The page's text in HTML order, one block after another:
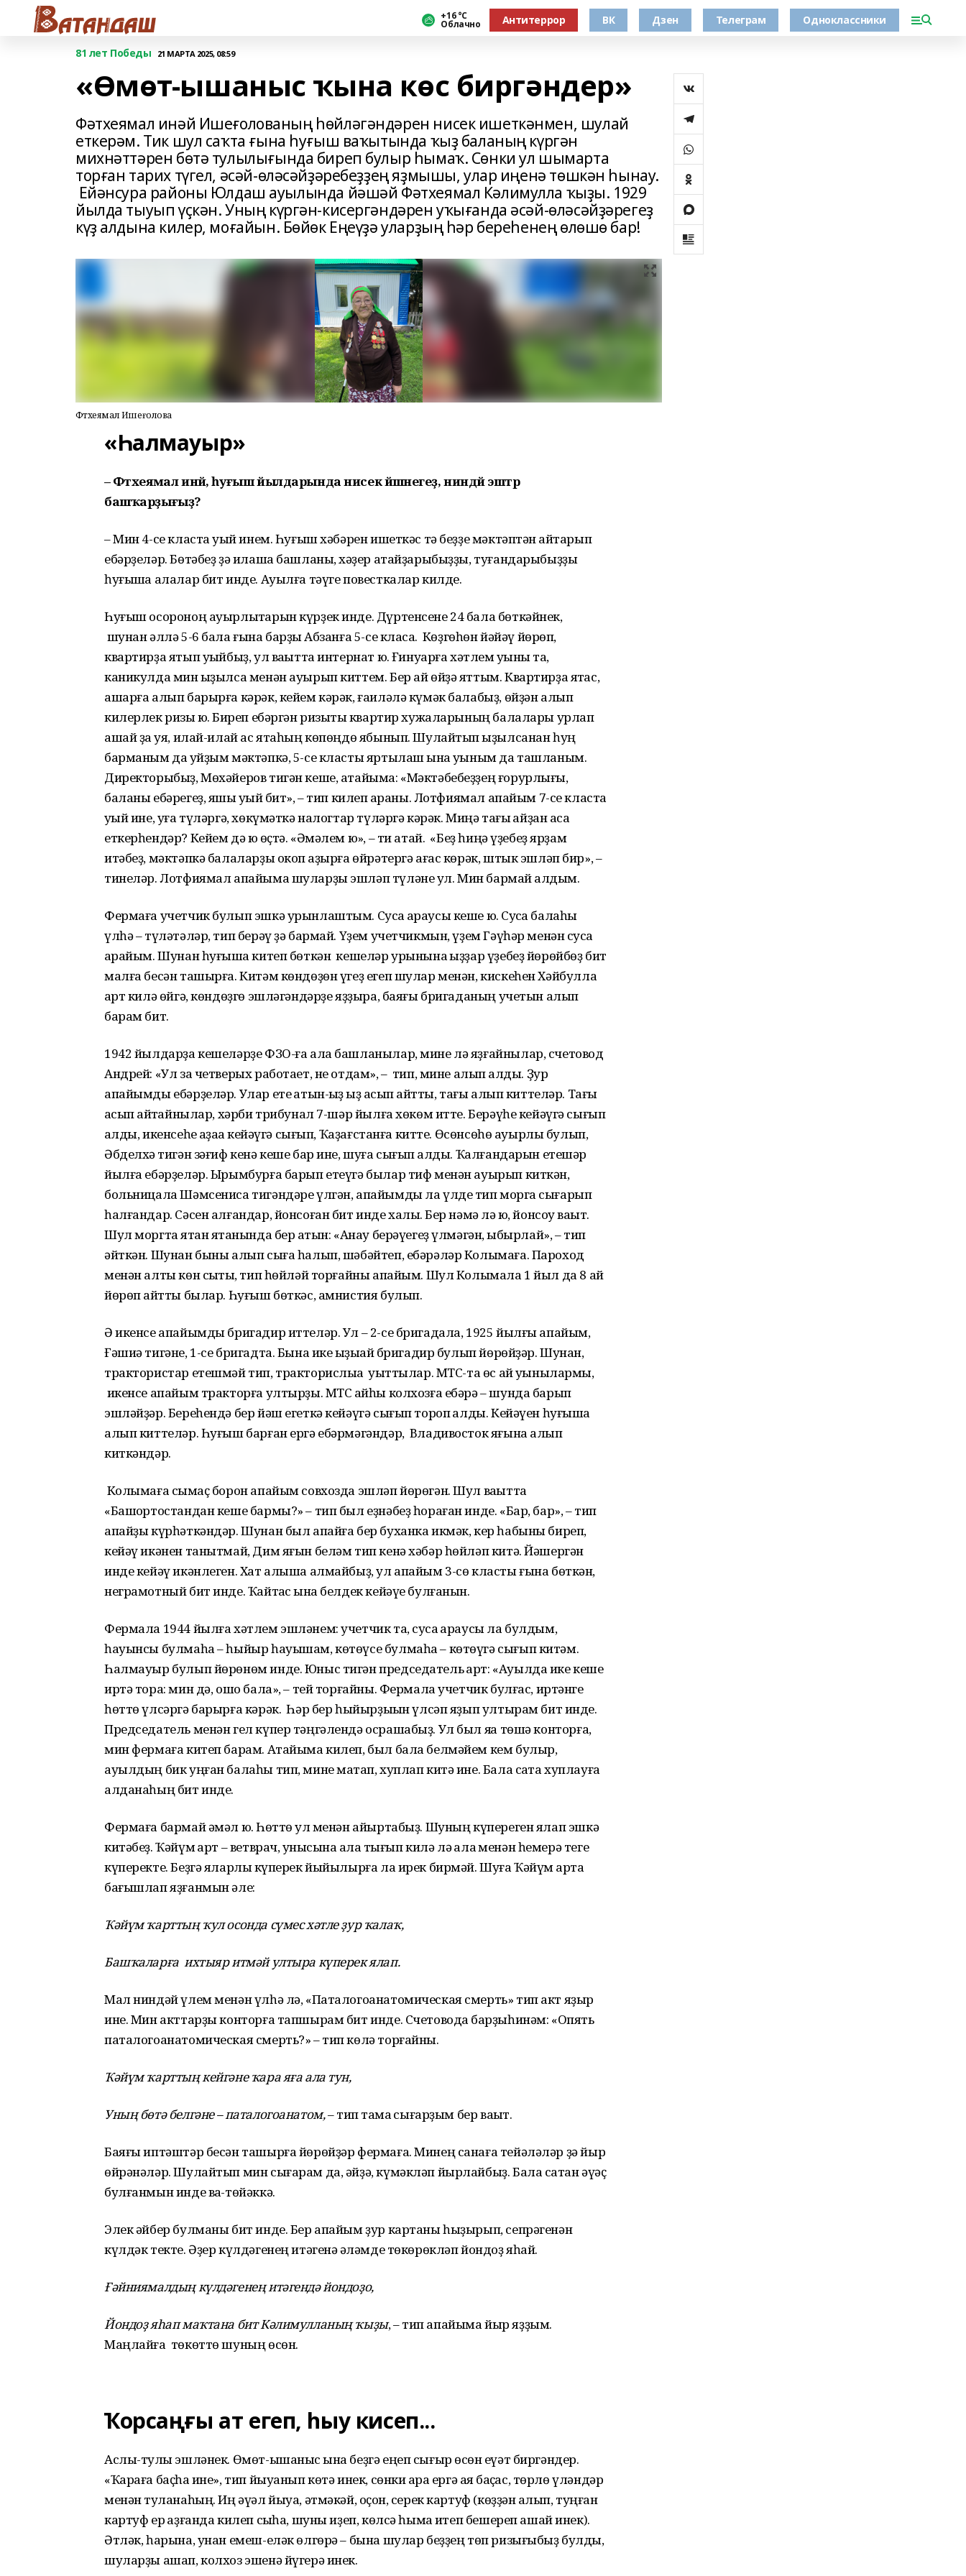
+16 °С
Облачно Антитеррор ВК Дзен Телеграм Одноклассники
81 лет Победы 21 МАРТА 2025, 08:59
«Өмөт-ышаныс ҡына көс биргәндер»
Фәтхеямал инәй Ишеғолованың һөйләгәндәрен нисек ишеткәнмен, шулай
еткерәм. Тик шул саҡта ғына һуғыш ваҡытында ҡыҙ баланың күргән
михнәттәрен бөтә тулылығында биреп булыр һымаҡ. Сөнки ул шымарта
торған тарих түгел, әсәй-өләсәйҙәребеҙҙең яҙмышы, улар иңенә төшкән һынау.
Ейәнсура районы Юлдаш ауылында йәшәй Фәтхеямал Кәлимулла ҡыҙы. 1929
йылда тыуып үҫкән. Уның күргән-кисергәндәрен уҡығанда әсәй-өләсәйҙәрегеҙ
күҙ алдына килер, моғайын. Бөйөк Еңеүҙә уларҙың һәр береһенең өлөшө бар!
Фәтхеямал Ишеғолова
«Һалмауыр»
– Фәтхеямал инәй, һуғыш йылдарында нисек йәшәнегеҙ, ниндәй эштәр
башҡарҙығыҙ?
– Мин 4-се класта уҡый инем. Һуғыш хәбәрен ишеткәс тә беҙҙе мәктәптән ҡайтарып
ебәрҙеләр. Бөтәбеҙ ҙә илаша башланыҡ, хәҙер атайҙарыбыҙҙы, туғандарыбыҙҙы
һуғышҡа алалар бит инде. Ауылға тәүге повесткалар килде.
Һуғыш осороноң ауырлыҡтарын күрҙек инде. Дүртенсене 24 бала бөткәйнек,
шунан әллә 5-6 бала ғына барҙыҡ Абзанға 5-се класҡа. Көҙгөһөн йәйәү йөрөп,
квартирҙа ятып уҡыйбыҙ, ул ваҡытта интернат юҡ. Ғинуарға хәтлем уҡыныҡ та,
каникулда мин ҡыҙылса менән ауырып киттем. Бер ай өйҙә яттым. Квартирҙа ятҡас,
ашарға алып барырға кәрәк, кейем кәрәк, ғаиләлә күмәк балабыҙ, өйҙән алып
килерлек ризыҡ юҡ. Биреп ебәргән ризыҡты квартир хужаларының балалары урлап
ашай ҙа ҡуя, илай-илай ас ятаһың көпөңдө ябынып. Шулайтып ҡыҙылсанан һуң
барманым да ҡуйҙым мәктәпкә, 5-се класты яртылаш ҡына уҡыным да ташланым.
Директорыбыҙ, Мөхәйеров тигән кеше, атайыма: «Мәктәбебеҙҙең ғорурлығы,
баланы ебәрегеҙ, яҡшы уҡый бит», – тип килеп ҡараны. Лотфиямал апайым 7-се класта
уҡый ине, уға түләргә, хөкүмәткә налогтар түләргә кәрәк. Миңә тағы ҡайҙан аҡса
еткерһендәр? Кейем дә юҡ өҫтә. «Әмәлем юҡ», – ти атай. «Беҙ һиңә үҙебеҙ ярҙам
итәбеҙ, мәктәпкә балаларҙы окоп ҡаҙырға өйрәтергә ағас көрәк, штык эшләп бир», –
тинеләр. Лотфиямал апайыма шуларҙы эшләп түләне ул. Мин бармай ҡалдым.
Фермаға учетчик булып эшкә урынлаштым. Сусҡа ҡараусы кеше юҡ. Сусҡа балаһы
үлһә – түләтәләр, тип берәү ҙә бармай. Үҙем учетчикмын, үҙем Гәүһәр менән сусҡа
ҡарайым. Шунан һуғышҡа китеп бөткән кешеләр урынына ҡыҙҙар үҙебеҙ йөрөйбөҙ бит
малға бесән ташырға. Китәм көндөҙөн үгеҙ егеп шулар менән, кискеһен Хәйбулла
ҡарт килә өйгә, көндөҙгө эшләгәндәрҙе яҙҙыра, баяғы бригаданың учетын алып
барам бит.
1942 йылдарҙа кешеләрҙе ФЗО-ға ала башланылар, мине лә яҙғайнылар, счетовод
Андрей: «Ул за четверых работает, не отдам», – тип, мине алып ҡалды. Ҙур
апайымды ебәрҙеләр. Улар ете ҡатын-ҡыҙ ҡыҙ ҡасып ҡайтты, тағы алып киттеләр. Тағы
ҡасып ҡайтҡайнылар, хәрби трибунал 7-шәр йылға хөкөм итте. Берәүһе кейәүгә сығып
ҡалды, икенсеһе ҡаҙаҡҡа кейәүгә сығып, Ҡаҙағстанға китте. Өсөнсөһө ауырлы булып,
Әбделхәҡ тигән зәғиф кенә кеше бар ине, шуға сығып ҡалды. Ҡалғандарын етешәр
йылға ебәрҙеләр. Ырымбурға барып етеүгә былар тиф менән ауырып киткән,
больницала Шәмсениса тигәндәре үлгән, апайымды ла үлде тип моргҡа сығарып
һалғандар. Сәсен алғандар, йонсоған бит инде халыҡ. Бер нәмә лә юҡ, йонсоу ваҡыт.
Шул моргта ятҡан ятҡанында бер ҡатын: «Анау берәүегеҙ үлмәгән, ҡыбырлай», – тип
әйткән. Шунан быны алып сыға һалып, шәбәйтеп, ебәрәләр Колымаға. Пароход
менән алты көн сыҡтыҡ, тип һөйләй торғайны апайым. Шул Колымала 1 йыл да 8 ай
йөрөп ҡайтты былар. Һуғыш бөткәс, амнистия булып.
Ә икенсе апайымды бригадир иттеләр. Ул – 2-се бригадала, 1925 йылғы апайым,
Ғәшиә тигәне, 1-се бригадта. Бына ике ҡыҙыҡай бригадир булып йөрөйҙәр. Шунан,
трактористар етешмәй тип, тракторислыҡҡа уҡыттылар. МТС-та өс ай уҡынылармы,
икенсе апайым тракторға ултырҙы. МТС ҡайһы колхозға ебәрә – шунда барып
эшләйҙәр. Береһендә бер йәш егеткә кейәүгә сығып тороп ҡалды. Кейәүен һуғышҡа
алып киттеләр. Һуғыш барған ергә ебәрмәгәндәр, Владивосток яғына алып
киткәндәр.
Колымаға сыҡмаҫ борон апайым совхозда эшләп йөрөгән. Шул ваҡытта
«Башҡортостандан кеше бармы?» – тип был еҙнәбеҙ һораған инде. «Бар, бар», – тип
апайҙы күрһәткәндәр. Шунан был апайға бер буханка икмәк, кер һабыны биреп,
кейәү икәнен танытмай, Дим яғын беләм тип кенә хәбәр һөйләп китә. Йәшергән
инде кейәү икәнлеген. Хат алыша алмайбыҙ, ул апайым 3-сө класты ғына бөткән,
неграмотный бит инде. Ҡайтҡас ҡына белдек кейәүе булғанын.
Фермала 1944 йылға хәтлем эшләнем: учетчик та, сусҡа ҡараусы ла булдым,
һауынсы булмаһа – һыйыр һауышам, көтөүсе булмаһа – көтөүгә сығып китәм.
Һалмауыр булып йөрөнөм инде. Юныс тигән председатель ҡарт: «Ауылда ике кеше
иртә тора: мин дә, ошо бала», – тей торғайны. Фермала учетчик булғас, иртәнге
һөттө үлсәргә барырға кәрәк. Һәр бер һыйырҙыҡын үлсәп яҙып ултырам бит инде.
Председатель менән гел күпер тәңгәлендә осрашабыҙ. Ул был яҡҡа төшә конторға,
мин фермаға китеп барам. Атайыма килеп, был бала белмәйем кем булыр,
ауылдың бик уңған балаһы тип, мине маҡтап, хуплап китә ине. Бала саҡта хуплауға
алданаһың бит инде.
Фермаға бармай әмәл юҡ. Һөттө ҡул менән айыртабыҙ. Шуның күпереген ялап эшкә
китәбеҙ. Ҡәйүм ҡарт – ветврач, ҡунысына ҡалаҡ тығып килә лә ҡалаҡ менән һемерә теге
күперекте. Беҙгә яларлыҡ күперек йыйылырға ла ирек бирмәй. Шуға Ҡәйүм ҡартҡа
бағышлап яҙғанмын әле:
Ҡәйүм ҡарттың ҡул осонда сүмес хәтле ҙур ҡалаҡ,
Башҡаларға ихтыяр итмәй ултыра күперек ялап.
Мал ниндәй үлем менән үлһә лә, «Паталогоанатомическая смерть» тип акт яҙыр
ине. Мин акттарҙы конторға тапшырам бит инде. Счетоводҡа барҙыһинәм: «Опять
паталогоанатомическая смерть?» – тип көлә торғайны.
Ҡәйүм ҡарттың кейгәне ҡара яға ала тун,
Уның бөтә белгәне – паталогоанатом,– тип таҡмаҡ сығарҙым бер ваҡыт.
Баяғы иптәштәр бесән ташырға йөрөйҙәр фермаға. Минең санаға тейәләләр ҙә йыр
өйрәнәләр. Шулайтып мин сығарам да, әйҙә, күмәкләп йырлайбыҙ. Бала саҡтан әүәҫ
булғанмын инде ваҡ-төйәккә.
Элек әйбер булманы бит инде. Бер апайым ҙур картаны һыҙырып, сепрәгенән
күлдәк текте. Әҙер күлдәгенең итәгенә ҡәләмде төкөрөкләп йондоҙ яһай.
Ғәйниямалдың күлдәгенең итәгендә йондоҙо,
Йондоҙ яһап маҡтана бит Кәлимулланың ҡыҙы, – тип апайыма йыр яҙҙым.
Маңлайға төкөттө шуның өсөн.
Ҡорсаңғы ат егеп, һыу кисеп...
Аслы-туҡлы эшләнек. Өмөт-ышаныс ҡына беҙгә еңеп сығыр өсөн ҡеүәт биргәндер.
«Ҡараға баҫһаҡ ине», тип йыуанып көтә инек, сөнки ҡара ергә аяҡ баҫҡас, төрлө үләндәр
менән туҡланаһың. Иң әүәл йыуа, әтмәкәй, оҫҡон, серек картуф (көҙҙән ҡалып, туңған
картуф ер ҡаҙғанда килеп сыҡһа, шуны иҙеп, көлсә һымаҡ итеп бешереп ашай инек).
Әтләк, һарына, унан емеш-еләк өлгөрә – бына шулар беҙҙең төп ризығыбыҙ булды,
шуларҙы ашап, колхоз эшенә йүгерә инек.